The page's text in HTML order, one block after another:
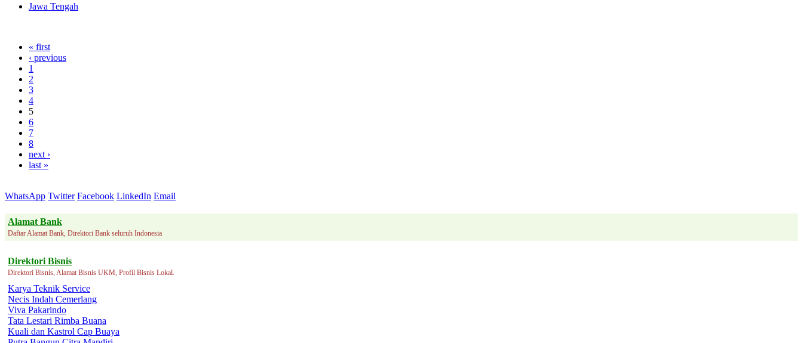
Jawa Tengah
« first
‹ previous
1
2
3
4
5
6
7
8
next ›
last »
WhatsApp Twitter Facebook LinkedIn Email
Alamat Bank
Daftar Alamat Bank, Direktori Bank seluruh Indonesia
Direktori Bisnis
Direktori Bisnis, Alamat Bisnis UKM, Profil Bisnis Lokal.
Karya Teknik Service
Necis Indah Cemerlang
Viva Pakarindo
Tata Lestari Rimba Buana
Kuali dan Kastrol Cap Buaya